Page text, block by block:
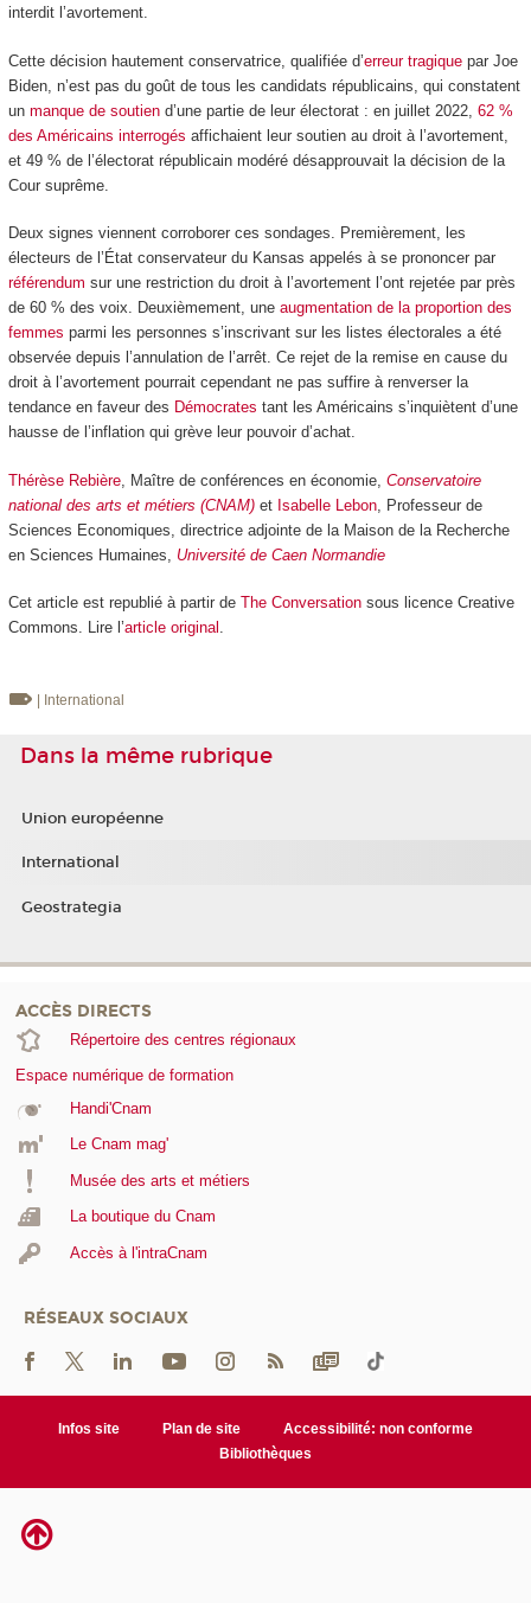
interdit l’avortement.
Cette décision hautement conservatrice, qualifiée d’erreur tragiquepar Joe
Biden, n’est pas du goût de tous les candidats républicains, qui constatent
un manque de soutiend’une partie de leur électorat : en juillet 2022, 62 %
des Américains interrogés affichaient leur soutien au droit à l’avortement,
et 49 % de l’électorat républicain modéré désapprouvait la décision de la
Cour suprême.
Deux signes viennent corroborer ces sondages. Premièrement, les
électeurs de l’État conservateur du Kansas appelés à se prononcer par
référendum sur une restriction du droit à l’avortement l’ont rejetée par près
de 60 % des voix. Deuxièmement, une augmentation de la proportion des
femmes parmi les personnes s’inscrivant sur les listes électorales a été
observée depuis l’annulation de l’arrêt. Ce rejet de la remise en cause du
droit à l’avortement pourrait cependant ne pas suffire à renverser la
tendance en faveur des Démocrates tant les Américains s’inquiètent d’une
hausse de l’inflation qui grève leur pouvoir d’achat.
Thérèse Rebière, Maître de conférences en économie, Conservatoire
national des arts et métiers (CNAM)et Isabelle Lebon, Professeur de
Sciences Economiques, directrice adjointe de la Maison de la Recherche
en Sciences Humaines, Université de Caen Normandie
Cet article est republié à partir de The Conversationsous licence Creative
Commons. Lire l’article original .
| International
Dans la même rubrique
Union européenne
International
Geostrategia
ACCÈS DIRECTS
Répertoire des centres régionaux
Espace numérique de formation
Handi'Cnam
Le Cnam mag'
Musée des arts et métiers
La boutique du Cnam
Accès à l'intraCnam
RÉSEAUX SOCIAUX
Infos site Plan de site
Accessibilité: non conforme
Bibliothèques